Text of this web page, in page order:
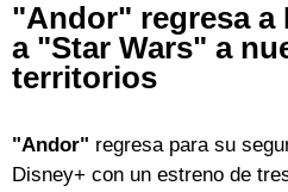
"Andor" regresa a
a "Star Wars" a
territorios
"Andor" regresa para su
Disney+ con un estreno de